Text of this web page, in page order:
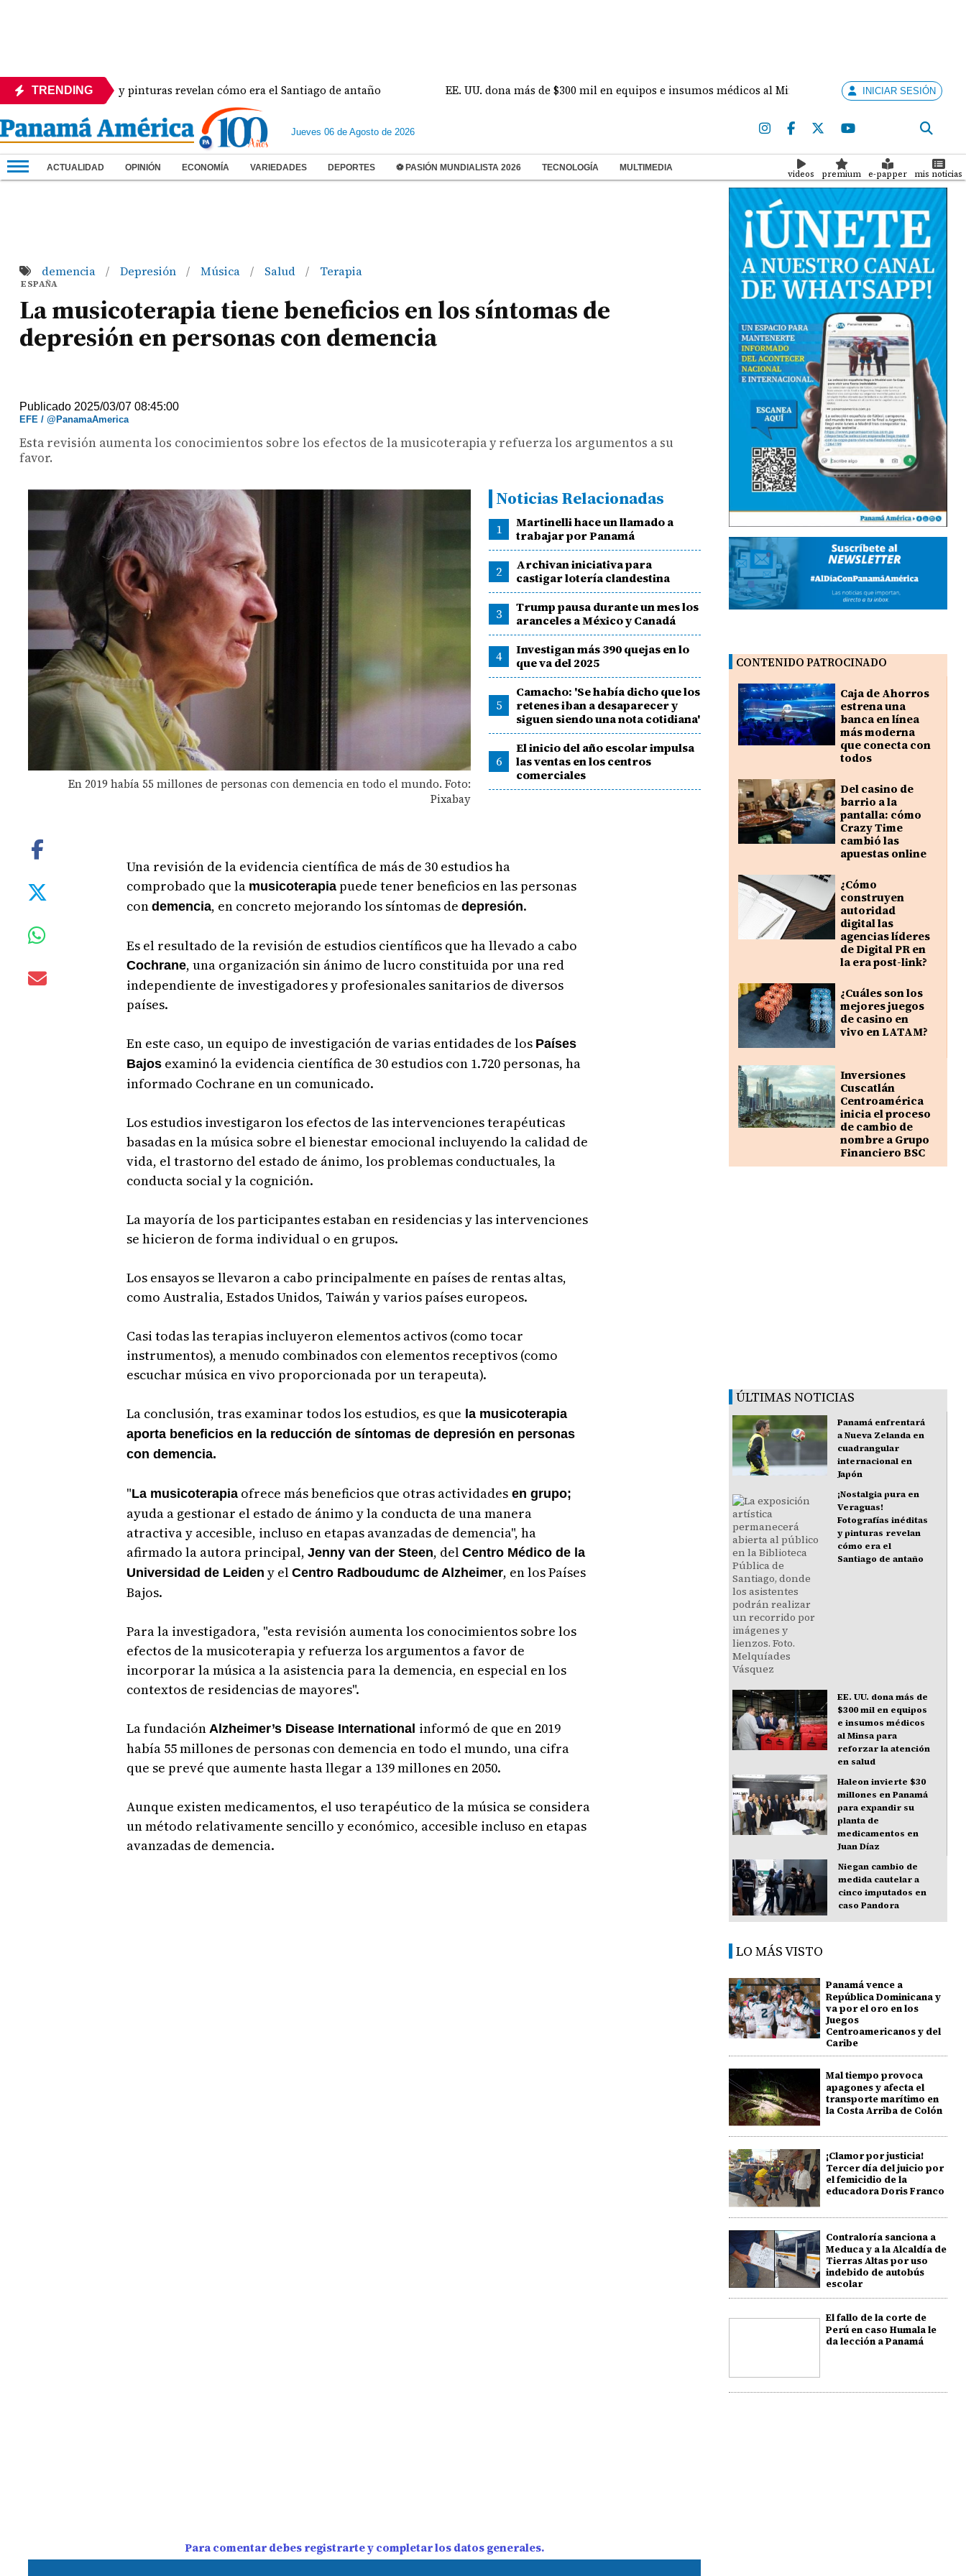
TRENDING
inéditas y pinturas revelan cómo era el Santiago de antaño EE. UU. dona más de $300 mil en equipos e insumos médicos al Minsa para reforzar la atención en salud
INICIAR SESIÓN
Jueves 06 de Agosto de 2026
ACTUALIDAD OPINIÓN ECONOMÍA VARIEDADES DEPORTES ⚽ PASIÓN MUNDIALISTA 2026 TECNOLOGÍA MULTIMEDIA
videos premium e-papper mis noticias
demencia / Depresión / Música / Salud / Terapia
ESPAÑA
La musicoterapia tiene beneficios en los síntomas de
depresión en personas con demencia
Publicado 2025/03/07 08:45:00
EFE / @PanamaAmerica
Esta revisión aumenta los conocimientos sobre los efectos de la musicoterapia y refuerza los argumentos a su
favor.
En 2019 había 55 millones de personas con demencia en todo el mundo. Foto:
Pixabay
Noticias Relacionadas
1
Martinelli hace un llamado a
trabajar por Panamá
2
Archivan iniciativa para
castigar lotería clandestina
3
Trump pausa durante un mes los
aranceles a México y Canadá
4
Investigan más 390 quejas en lo
que va del 2025
5
Camacho: 'Se había dicho que los
retenes iban a desaparecer y
siguen siendo una nota cotidiana'
6
El inicio del año escolar impulsa
las ventas en los centros
comerciales
Una revisión de la evidencia científica de más de 30 estudios ha
comprobado que la musicoterapiapuede tener beneficios en las personas
con demencia, en concreto mejorando los síntomas de depresión.
Es el resultado de la revisión de estudios científicos que ha llevado a cabo
Cochrane, una organización sin ánimo de lucro constituida por una red
independiente de investigadores y profesionales sanitarios de diversos
países.
En este caso, un equipo de investigación de varias entidades de los Países
Bajosexaminó la evidencia científica de 30 estudios con 1.720 personas, ha
informado Cochrane en un comunicado.
Los estudios investigaron los efectos de las intervenciones terapéuticas
basadas en la música sobre el bienestar emocional incluyendo la calidad de
vida, el trastorno del estado de ánimo, los problemas conductuales, la
conducta social y la cognición.
La mayoría de los participantes estaban en residencias y las intervenciones
se hicieron de forma individual o en grupos.
Los ensayos se llevaron a cabo principalmente en países de rentas altas,
como Australia, Estados Unidos, Taiwán y varios países europeos.
Casi todas las terapias incluyeron elementos activos (como tocar
instrumentos), a menudo combinados con elementos receptivos (como
escuchar música en vivo proporcionada por un terapeuta).
La conclusión, tras examinar todos los estudios, es que la musicoterapia
aporta beneficios en la reducción de síntomas de depresión en personas
con demencia.
"La musicoterapiaofrece más beneficios que otras actividadesen grupo;
ayuda a gestionar el estado de ánimo y la conducta de una manera
atractiva y accesible, incluso en etapas avanzadas de demencia", ha
afirmado la autora principal, Jenny van der Steen, del Centro Médico de la
Universidad de Leiden y el Centro Radboudumc de Alzheimer, en los Países
Bajos.
Para la investigadora, "esta revisión aumenta los conocimientos sobre los
efectos de la musicoterapia y refuerza los argumentos a favor de
incorporar la música a la asistencia para la demencia, en especial en los
contextos de residencias de mayores".
La fundación Alzheimer’s Disease International informó de que en 2019
había 55 millones de personas con demencia en todo el mundo, una cifra
que se prevé que aumente hasta llegar a 139 millones en 2050.
Aunque existen medicamentos, el uso terapéutico de la música se considera
un método relativamente sencillo y económico, accesible incluso en etapas
avanzadas de demencia.
Para comentar debes registrarte y completar los datos generales.
CONTENIDO PATROCINADO
Caja de Ahorros
estrena una
banca en línea
más moderna
que conecta con
todos
Del casino de
barrio a la
pantalla: cómo
Crazy Time
cambió las
apuestas online
¿Cómo
construyen
autoridad
digital las
agencias líderes
de Digital PR en
la era post-link?
¿Cuáles son los
mejores juegos
de casino en
vivo en LATAM?
Inversiones
Cuscatlán
Centroamérica
inicia el proceso
de cambio de
nombre a Grupo
Financiero BSC
ÚLTIMAS NOTICIAS
Panamá enfrentará
a Nueva Zelanda en
cuadrangular
internacional en
Japón
¡Nostalgia pura en
Veraguas!
Fotografías inéditas
y pinturas revelan
cómo era el
Santiago de antaño
EE. UU. dona más de
$300 mil en equipos
e insumos médicos
al Minsa para
reforzar la atención
en salud
Haleon invierte $30
millones en Panamá
para expandir su
planta de
medicamentos en
Juan Díaz
Niegan cambio de
medida cautelar a
cinco imputados en
caso Pandora
LO MÁS VISTO
Panamá vence a
República Dominicana y
va por el oro en los
Juegos
Centroamericanos y del
Caribe
Mal tiempo provoca
apagones y afecta el
transporte marítimo en
la Costa Arriba de Colón
¡Clamor por justicia!
Tercer día del juicio por
el femicidio de la
educadora Doris Franco
Contraloría sanciona a
Meduca y a la Alcaldía de
Tierras Altas por uso
indebido de autobús
escolar
El fallo de la corte de
Perú en caso Humala le
da lección a Panamá